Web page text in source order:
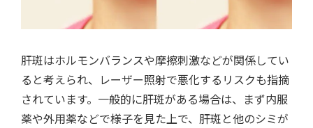
肝斑はホルモンバランスや摩擦刺激などが関係してい
ると考えられ、レーザー照射で悪化するリスクも指摘
されています。一般的に肝斑がある場合は、まず内服
薬や外用薬などで様子を見た上で、肝斑と他のシミが